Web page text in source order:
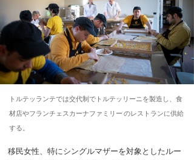
トルテッランテでは交代制でトルテッリーニを製造し、食
材店やフランチェスカーナファミリー のレストランに供給
する。
移民女性、特にシングルマザーを対象としたルー